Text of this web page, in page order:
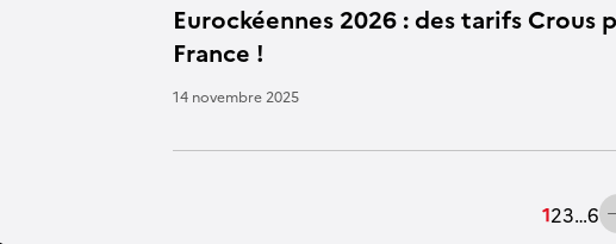
Eurockéennes 2026 : des tarifs
France !
14 novembre 2025
123…6